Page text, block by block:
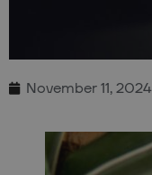
November 11, 2024